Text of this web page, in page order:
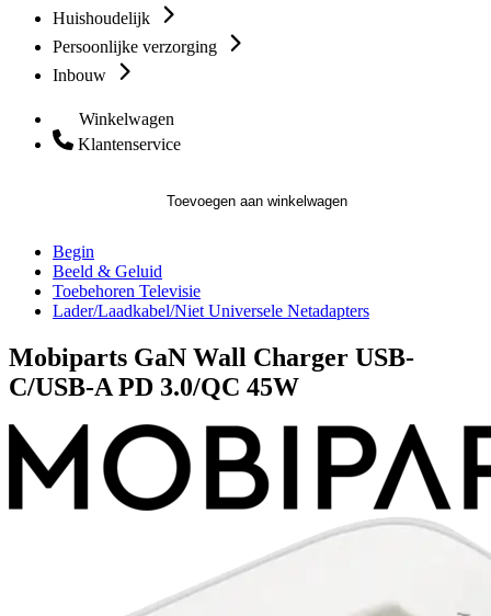
Huishoudelijk
Persoonlijke verzorging
Inbouw
Winkelwagen
Klantenservice
Toevoegen aan winkelwagen
Begin
Beeld & Geluid
Toebehoren Televisie
Lader/Laadkabel/Niet Universele Netadapters
Mobiparts GaN Wall Charger USB-
C/USB-A PD 3.0/QC 45W